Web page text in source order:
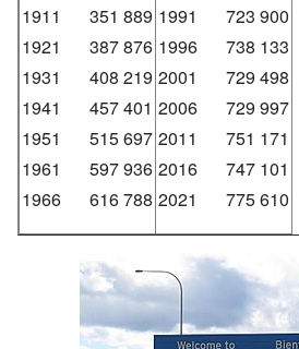
1911
351 889
1921
387 876
1931
408 219
1941
457 401
1951
515 697
1961
597 936
1966
616 788
1991
723 900
1996
738 133
2001
729 498
2006
729 997
2011
751 171
2016
747 101
2021
775 610